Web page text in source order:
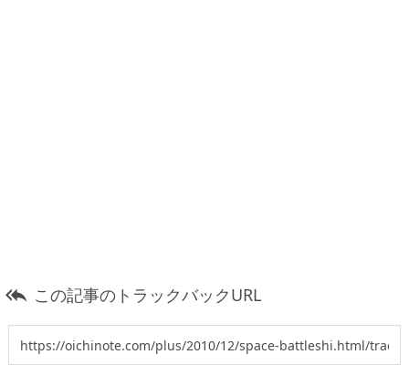
 この記事のトラックバックURL